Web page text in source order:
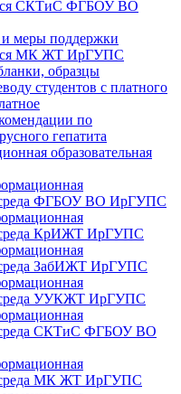
СКТиС ФГБОУ ВО
меры поддержки
МК ЖТ ИрГУПС
образцы
студентов с платного
по
гепатита
образовательная
среда ФГБОУ ВО ИрГУПС
среда КрИЖТ ИрГУПС
среда ЗабИЖТ ИрГУПС
среда УУКЖТ ИрГУПС
среда СКТиС ФГБОУ ВО
среда МК ЖТ ИрГУПС